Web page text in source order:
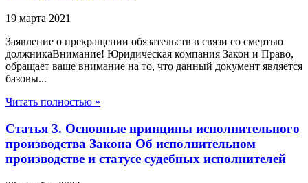
19 марта 2021
Заявление о прекращении обязательств в связи со смертью
должникаВнимание! Юридическая компания Закон и Право,
обращает ваше внимание на то, что данный документ является
базовы...
Читать полностью »
Статья 3. Основные принципы исполнительного
производства Закона Об исполнительном
производстве и статусе судебных исполнителей